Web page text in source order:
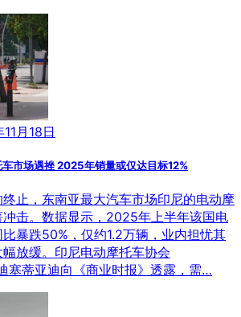
月18日
市场遇挫 2025年销量或仅达目标12%
止，东南亚最大汽车市场印尼的电动摩
击。数据显示，2025年上半年该国电
暴跌50%，仅约1.2万辆，业内担忧其
放缓。印尼电动摩托车协会
塞蒂亚迪向《商业时报》透露，需…